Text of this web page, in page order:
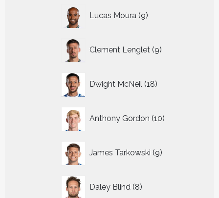
Lucas Moura 9
producten
Clement Lenglet 9
producten
Dwight McNeil 18
producten
Anthony Gordon 10
producten
James Tarkowski 9
producten
Daley Blind 8
producten